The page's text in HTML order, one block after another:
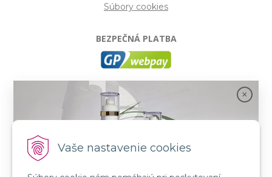
Vaše nastavenie cookies
Súbory cookies
BEZPEČNÁ PLATBA
- Moderný a bezpečný systém pre platby
kartou na internete. Je jedným z najpoužívanejších
platobných brán na slovenských e-shopoch. Spĺňa